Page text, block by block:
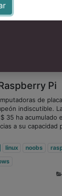
Pi
de
indiscutible.
35 ha acumulado
a su capacidad
linux noobs